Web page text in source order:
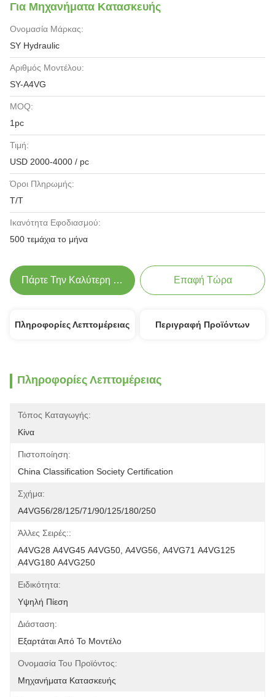
Για Μηχανήματα Κατασκευής
Ονομασία Μάρκας:
SY Hydraulic
Αριθμός Μοντέλου:
SY-A4VG
MOQ:
1pc
Τιμή:
USD 2000-4000 / pc
Όροι Πληρωμής:
Τ/Τ
Ικανότητα Εφοδιασμού:
500 τεμάχια το μήνα
Πάρτε Την Καλύτερη Τιμή Επαφή Τώρα
Πληροφορίες Λεπτομέρειας Περιγραφή Προϊόντων
Πληροφορίες Λεπτομέρειας
Τόπος Καταγωγής:
Κίνα
Πιστοποίηση:
China Classification Society Certification
Σχήμα:
A4VG56/28/125/71/90/125/180/250
Άλλες Σειρές::
Α4VG28 Α4VG45 Α4VG50, Α4VG56, Α4VG71 Α4VG125
Α4VG180 Α4VG250
Ειδικότητα:
Υψηλή Πίεση
Διάσταση:
Εξαρτάται Από Το Μοντέλο
Ονομασία Του Προϊόντος:
Μηχανήματα Κατασκευής